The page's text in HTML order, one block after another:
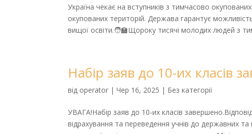
Україна чекає на вступників з тимчасово
окупованих територій. Держава гарантує
вищої освіти.🧑‍🏫Щороку тисячі молодих людей з
Набір заяв до 10-их класів
від operator |Чер 16, 2025 | Без категорії
УВАГА!Набір заяв до 10-их класів
відрахування та переведення учнів до державних